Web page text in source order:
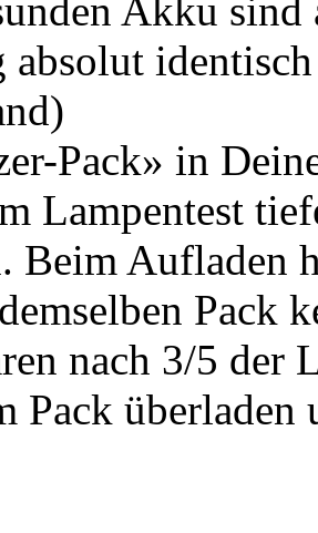
Akku
absolut
Pack» in
Lampentest
Beim Aufladen
Pack
nach 3/5 der
Pack